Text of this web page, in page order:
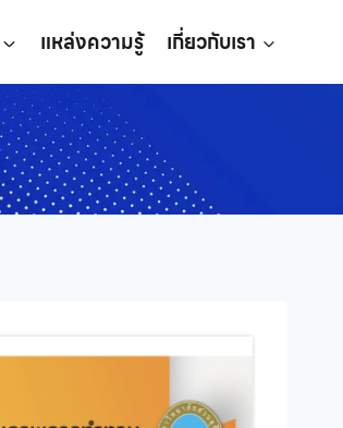
แหล่งความรู้ เกี่ยวกับเรา